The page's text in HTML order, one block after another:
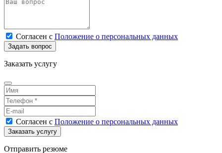
Согласен с Положение о персональных данных
Заказать услугу
Согласен с Положение о персональных данных
Отправить резюме